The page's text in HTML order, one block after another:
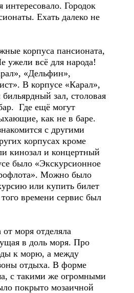
интересовало. Городок
Ехать далеко не
корпуса пансионата,
ужели всё для народа!
«Дельфин»,
В корпусе «Карал»,
зал, столовая
Где ещё могут
как не в баре.
с другими
корпусах кроме
кинозал и концертный
было «Экскурсионное
Можно было
или купить билет
времени сервис был
моря отделяла
в доль моря. Про
к морю, а между
отдыха. В форме
с такими же огромными
покрыто мозаичной